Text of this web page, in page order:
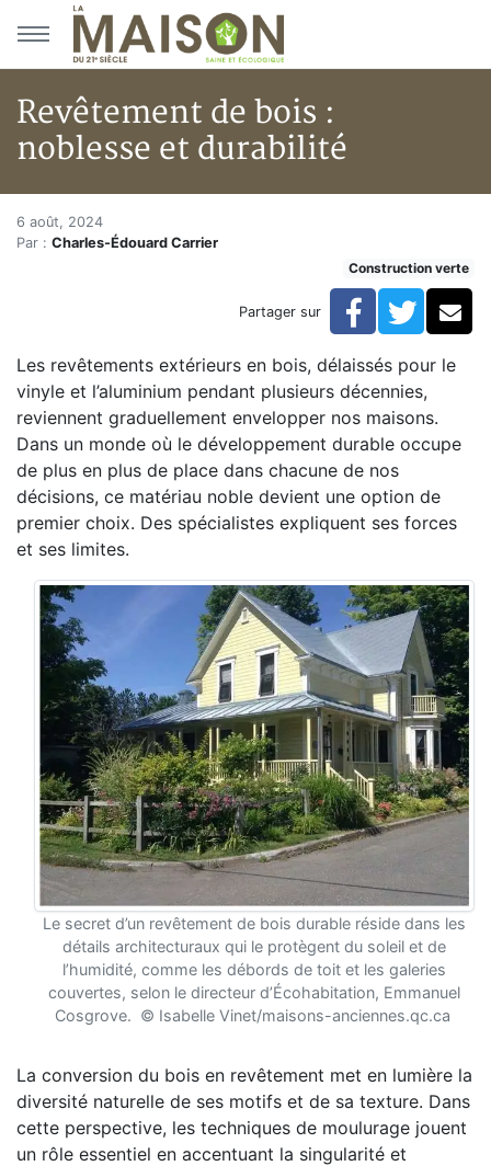
Aller au menu principal
Aller au contenu principal
Revêtement de bois :
noblesse et durabilité
Accueil
Articles
Revêtement de bois : noblesse et durabilité
Revêtement de bois :
6 août, 2024
Par : Charles-Édouard Carrier
Construction verte
Partager sur Facebook
Les revêtements extérieurs en bois, délaissés pour le
vinyle et l’aluminium pendant plusieurs décennies,
reviennent graduellement envelopper nos maisons.
Dans un monde où le développement durable occupe
de plus en plus de place dans chacune de nos
décisions, ce matériau noble devient une option de
premier choix. Des spécialistes expliquent ses forces
et ses limites.
Le secret d’un revêtement de bois durable réside dans les
détails architecturaux qui le protègent du soleil et de
l’humidité, comme les débords de toit et les galeries
couvertes, selon le directeur d’Écohabitation, Emmanuel
Cosgrove. © Isabelle Vinet/maisons-anciennes.qc.ca
La conversion du bois en revêtement met en lumière la
diversité naturelle de ses motifs et de sa texture. Dans
cette perspective, les techniques de moulurage jouent
un rôle essentiel en accentuant la singularité et